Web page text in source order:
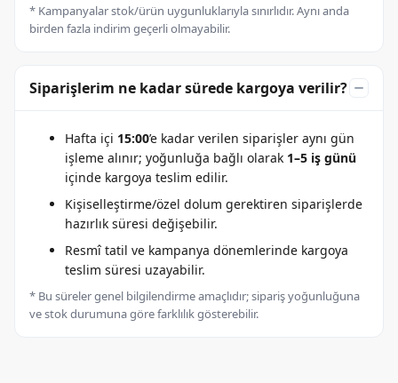
* Kampanyalar stok/ürün uygunluklarıyla sınırlıdır. Aynı anda
birden fazla indirim geçerli olmayabilir.
Siparişlerim ne kadar sürede kargoya verilir?
Hafta içi 15:00’e kadar verilen siparişler aynı gün
işleme alınır; yoğunluğa bağlı olarak 1–5 iş günü
içinde kargoya teslim edilir.
Kişiselleştirme/özel dolum gerektiren siparişlerde
hazırlık süresi değişebilir.
Resmî tatil ve kampanya dönemlerinde kargoya
teslim süresi uzayabilir.
* Bu süreler genel bilgilendirme amaçlıdır; sipariş yoğunluğuna
ve stok durumuna göre farklılık gösterebilir.